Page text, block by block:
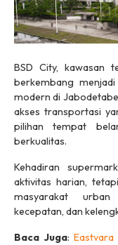
BSD City, kawasan
berkembang
modern di
akses transportasi
pilihan tempat
berkualitas.
Kehadiran
aktivitas harian,
masyarakat urban
kecepatan, dan
Baca Juga: